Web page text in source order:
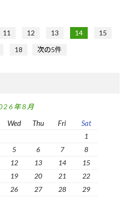
11 12 13 14
15
18 次の5件
年8月
Wed Thu Fri Sat
1
5 6 7
8
12 13 14
15
19 20 21
22
26 27 28
29